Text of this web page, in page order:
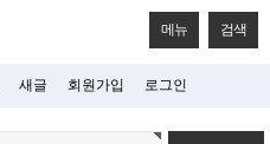
메뉴 검색
새글 회원가입 로그인